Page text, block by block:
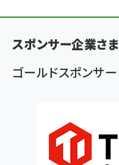
く
ず
スポンサー企業さま
ゴールドスポンサー